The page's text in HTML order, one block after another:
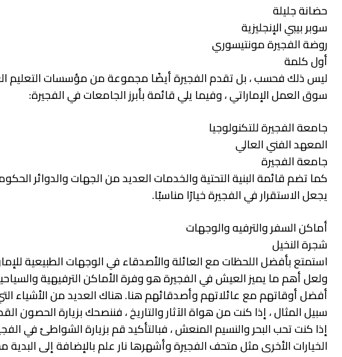
حضانة جليلة
سوبر بيبي الإنجليزية
روضة الفجيرة مونتيسوري
أول كلمة
ليس ذلك فحسب ، بل تقدم الفجيرة أيضًا مجموعة من مؤسسات التعليم
سوق العمل الإماراتي ، وفيما يلي قائمة بأبرز الجامعات في الفجيرة:
جامعة الفجيرة للتكنولوجيا
المعهد الفني العالي
جامعة الفجيرة
كما تضم ​​قائمة البنية التحتية والخدمات العديد من الجهات والدوائر
يجعل الاستقرار في الفجيرة خيارًا مناسبًا.
أماكن السفر والترفيه والوجهات
شجرة النخيل
استمتع بأفضل اللحظات مع العائلة والأصدقاء في الوجهات الطبيعية
ولعل أهم ما يميز العيش في الفجيرة هو وفرة الأماكن الترفيهية
أفضل أوقاتهم مع عائلاتهم وأصدقائهم هنا. هناك العديد من الأشياء
سبيل المثال ، إذا كنت من هواة الآثار والتاريخ ، فننصحك بزيارة الحصون
إذا كنت تحب البحر والنسيم المنعش ، فبالتأكيد قم بزيارة الشواطئ في
الخيارات الأخرى مثل متحف الفجيرة وأشهرها نار علم بالإضافة إلى